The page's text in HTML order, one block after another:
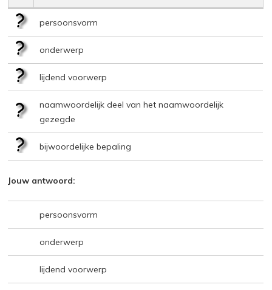
persoonsvorm
onderwerp
lijdend voorwerp
naamwoordelijk deel van het naamwoordelijk
gezegde
bijwoordelijke bepaling
Jouw antwoord:
persoonsvorm
onderwerp
lijdend voorwerp